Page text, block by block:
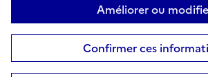
Améliorer ou
Confirmer ces